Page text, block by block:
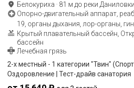
Белокуриха · 81 м до реки Даниловки
Опорно-двигательный аппарат,
19, органы дыхания, лор-органы,
Крытый плавательный бассейн,
бассейн
Лечебная грязь
2-x местный - 1 категории "Твин"
Оздоровление | Тест-драйв санатория